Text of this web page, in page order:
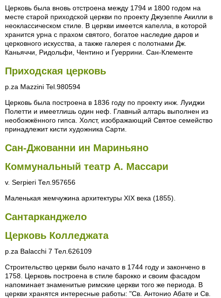
Церковь была вновь отстроена между 1794 и 1800 годом на
месте старой приходской церкви по проекту Джузеппе Акилли в
неоклассическом стиле. В церкви имеется капелла, в которой
хранится урна с прахом святого, богатое наследие даров и
церковного искусства, а также галерея с полотнами Дж.
Каньяччи, Ридольфи, Чентино и Гуеррини. Сан-Клементе
Приходская церковь
p.za Mazzini Tel.980594
Церковь была построена в 1836 году по проекту инж. Луиджи
Полетти и имеетлишь один неф. Главный алтарь выполнен из
необожжённого гипса. Холст, изображающий Святое семейство
принадлежит кисти художника Сарти.
Сан-Джованни ин Мариньяно
Коммунальный театр А. Массари
v. Serpieri Тел.957656
Маленькая жемчужина архитектуры XIX века (1855).
Сантарканджело
Церковь Колледжата
р.za Balacchi 7 Тел.626109
Строительство церкви было начато в 1744 году и закончено в
1758. Церковь построена в стиле барокко и своим фасадом
напоминает знаменитые римские церкви того же периода. В
церкви хранятся интересные работы: "Св. Антонио Абате и Св.